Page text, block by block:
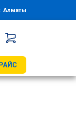
Алматы